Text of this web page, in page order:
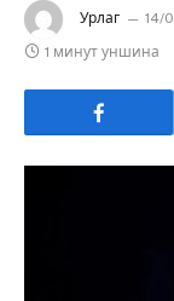
Урлаг 14/
1 минут уншина